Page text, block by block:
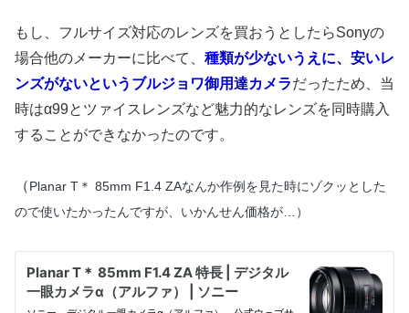
もし、フルサイズ対応のレンズを買おうとしたらSonyの
場合他のメーカーに比べて、 種類が少ないうえに、安いレ
ンズがないというブルジョワ御用達カメラだったため、当
時はα99とツァイスレンズなど魅力的なレンズを同時購入
することができなかったのです。
（Planar T＊ 85mm F1.4 ZAなんか作例を見た時にゾクッとした
ので使いたかったんですが、いかんせん価格が…）